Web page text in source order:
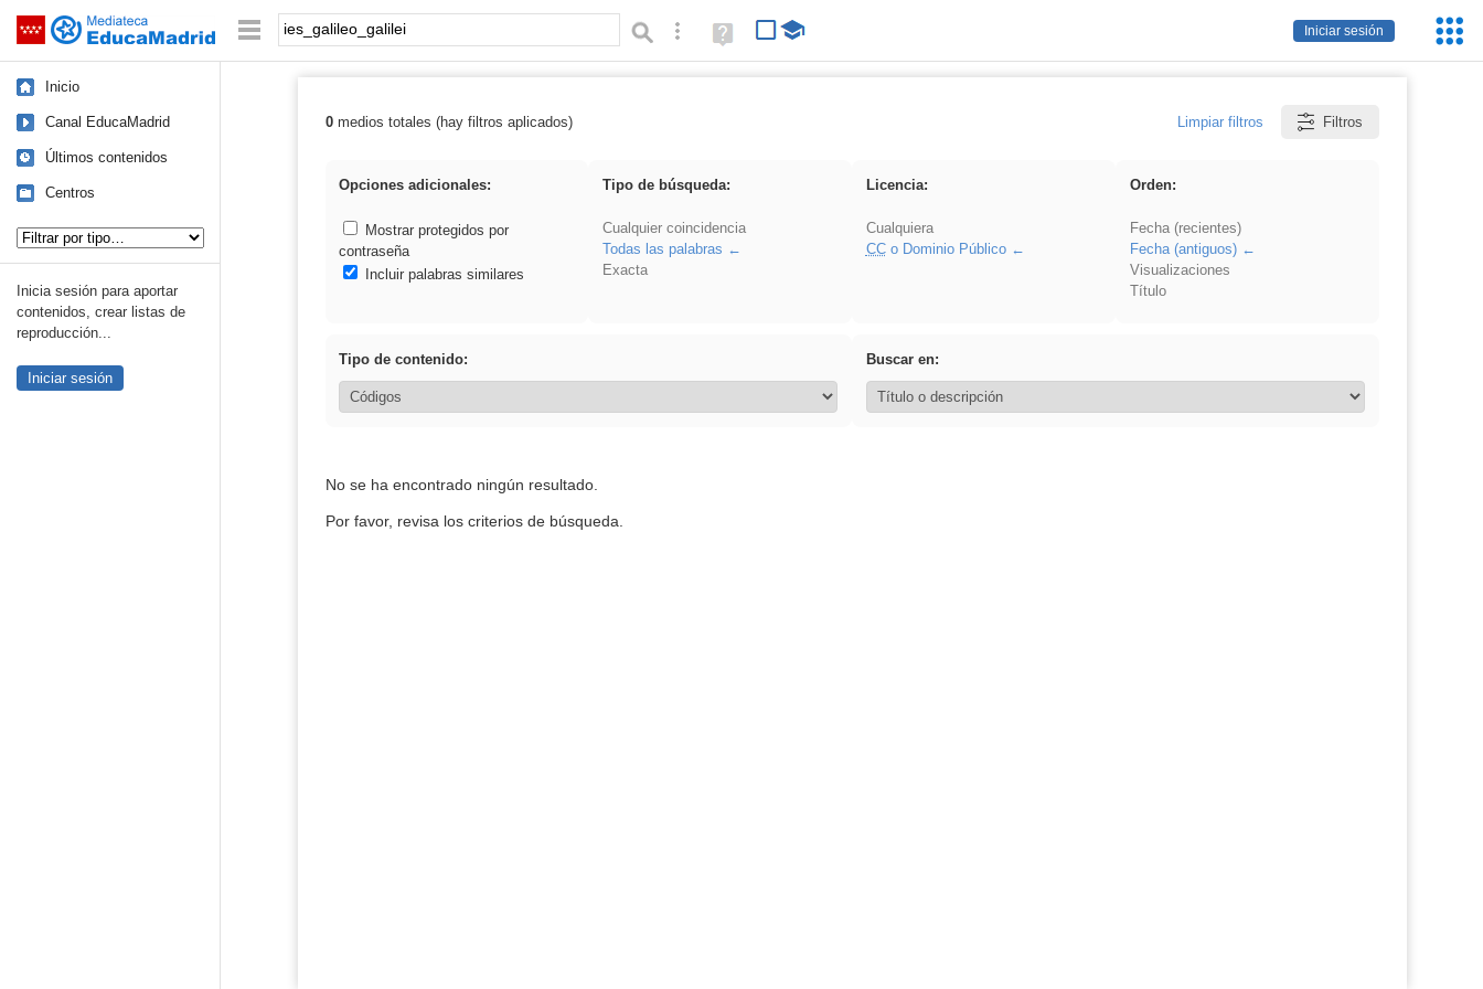
Saltar navegación
Iniciar sesión
Palabra o frase: Búsqueda avanzada
Ayuda
(en
Inicio
Canal EducaMadrid
Últimos contenidos
Centros
Inicia sesión para aportar
contenidos, crear listas de
reproducción...
Iniciar sesión
Resultados de: ies_galileo_galilei
0medios totales (hay filtros aplicados) Limpiar filtros Filtros
Opciones adicionales:
Mostrar protegidos por
contraseña
Incluir palabras similares
Tipo de búsqueda:
Cualquier coincidencia
Todas las palabras
Exacta
Licencia:
Cualquiera
CCo Dominio Público
Orden:
Fecha (recientes)
Fecha (antiguos)
Visualizaciones
Título
Tipo de contenido: Buscar en:
No se ha encontrado ningún resultado.
Por favor, revisa los criterios de búsqueda.